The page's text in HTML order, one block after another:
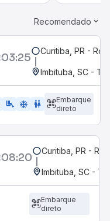
Recomendado
03:25 Curitiba, PR -
Imbituba, SC -
airline_seat_legroom_extra ac_unit WC
Embarque
direto
08:20 Curitiba, PR -
Imbituba, SC -
Embarque
direto